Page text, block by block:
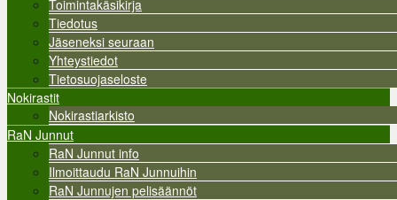
Toimintakäsikirja
Tiedotus
Jäseneksi seuraan
Yhteystiedot
Tietosuojaseloste
Nokirastit
Nokirastiarkisto
RaN Junnut
RaN Junnut info
Ilmoittaudu RaN Junnuihin
RaN Junnujen pelisäännöt